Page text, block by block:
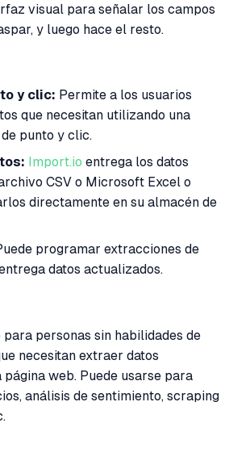
visual para señalar los campos
y luego hace el resto.
y clic: Permite a los usuarios
que necesitan utilizando una
punto y clic.
Import.io entrega los datos
CSV o Microsoft Excel o
directamente en su almacén de
programar extracciones de
datos actualizados.
personas sin habilidades de
necesitan extraer datos
web. Puede usarse para
análisis de sentimiento, scraping